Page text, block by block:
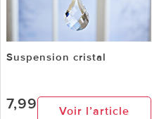
Suspension cristal
7,99 Voir l’article